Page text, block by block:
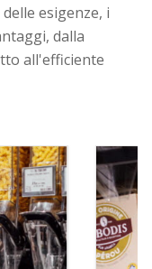
esigenze, i
dalla
all'efficiente